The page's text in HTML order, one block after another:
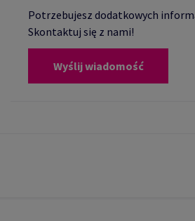
Potrzebujesz dodatkowych
Skontaktuj się z nami!
Wyślij wiadomość